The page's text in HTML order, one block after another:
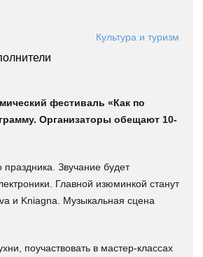
Культура и туризм
фестиваль «Как по
Организаторы обещают 10-
Звучание будет
Главной изюминкой станут
и Kniagna. Музыкальная сцена
поучаствовать в мастер-классах